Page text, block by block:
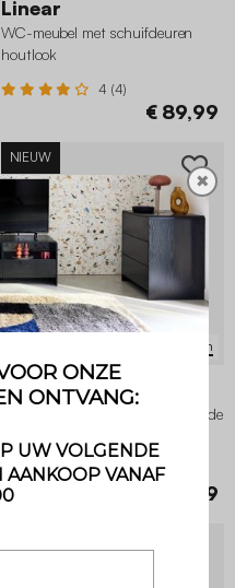
Linear
WC-meubel met schuifdeuren
houtlook
4 (4)
€ 89,99
2 Varianten
NIEUW
Linear
Keukentrolley met houtdecor 1 lade
4.7 (3)
€ 129,99
✖